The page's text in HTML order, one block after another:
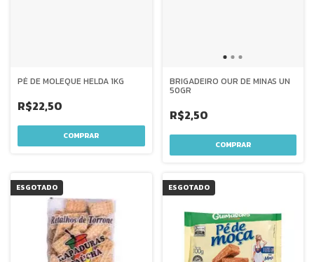
PÉ DE MOLEQUE HELDA 1KG
R$22,50
BRIGADEIRO OUR DE MINAS UN
50GR
R$2,50
ESGOTADO ESGOTADO